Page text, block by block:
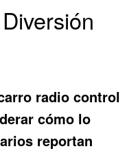
radio control
cómo lo
reportan